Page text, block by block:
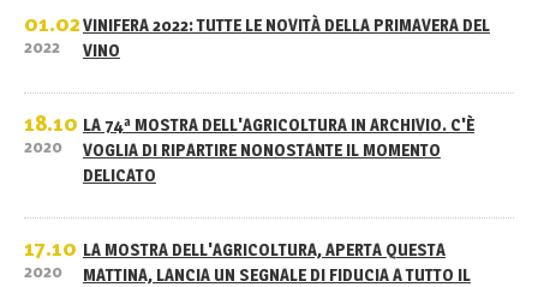
01.02
2022
VINIFERA 2022: TUTTE LE NOVITÀ DELLA PRIMAVERA DEL
VINO
18.10
2020
LA 74ª MOSTRA DELL'AGRICOLTURA IN ARCHIVIO. C'È
VOGLIA DI RIPARTIRE NONOSTANTE IL MOMENTO
DELICATO
17.10
2020
LA MOSTRA DELL'AGRICOLTURA, APERTA QUESTA
MATTINA, LANCIA UN SEGNALE DI FIDUCIA A TUTTO IL